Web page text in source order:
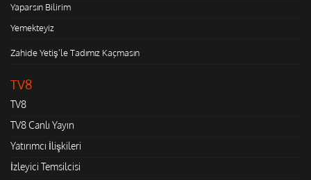
Yaparsın Bilirim
Yemekteyiz
Zahide Yetiş'le Tadımız Kaçmasın
TV8
TV8
TV8 Canlı Yayın
Yatırımcı İlişkileri
İzleyici Temsilcisi